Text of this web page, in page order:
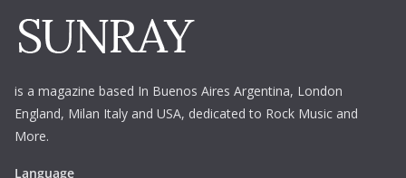
is a magazine based In Buenos Aires Argentina, London
England, Milan Italy and USA, dedicated to Rock Music and
More.
Language